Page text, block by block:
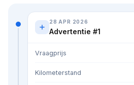
28 APR 2026
Advertentie #1
Vraagprijs
Kilometerstand